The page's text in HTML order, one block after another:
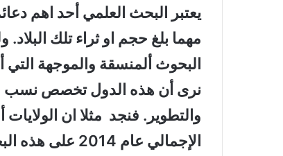
يعتبر البحث العلمي أحد اهم
مهما بلغ حجم او ثراء تلك
البحوث ألمنسقة والموجهة التي
نرى أن هذه الدول تخصص نسب